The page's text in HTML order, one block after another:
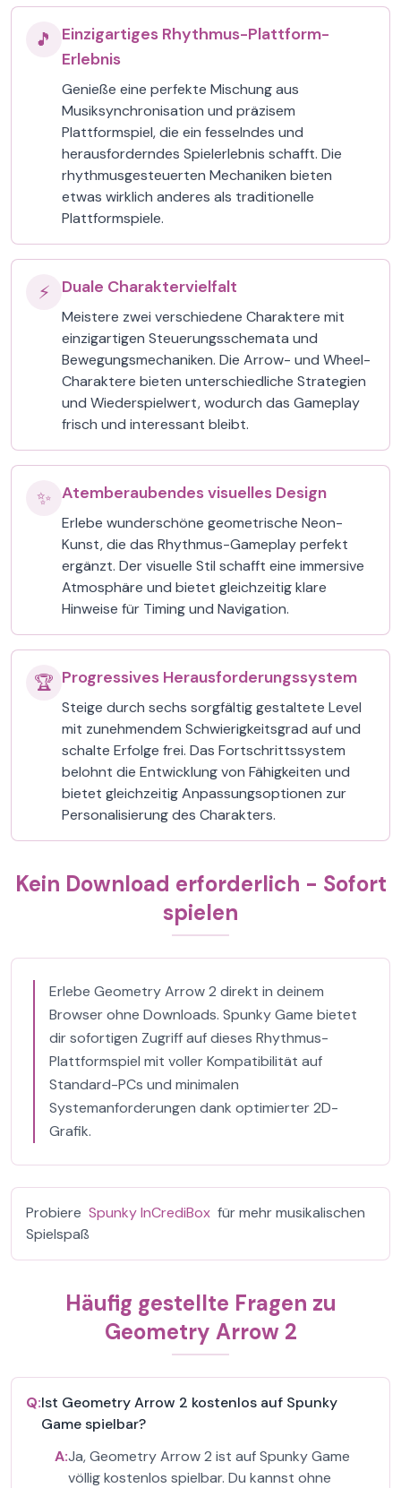
🎵
Einzigartiges Rhythmus-Plattform-
Erlebnis
Genieße eine perfekte Mischung aus
Musiksynchronisation und präzisem
Plattformspiel, die ein fesselndes und
herausforderndes Spielerlebnis schafft. Die
rhythmusgesteuerten Mechaniken bieten
etwas wirklich anderes als traditionelle
Plattformspiele.
⚡ Duale Charaktervielfalt
Meistere zwei verschiedene Charaktere mit
einzigartigen Steuerungsschemata und
Bewegungsmechaniken. Die Arrow- und Wheel-
Charaktere bieten unterschiedliche Strategien
und Wiederspielwert, wodurch das Gameplay
frisch und interessant bleibt.
✨ Atemberaubendes visuelles Design
Erlebe wunderschöne geometrische Neon-
Kunst, die das Rhythmus-Gameplay perfekt
ergänzt. Der visuelle Stil schafft eine immersive
Atmosphäre und bietet gleichzeitig klare
Hinweise für Timing und Navigation.
🏆 Progressives Herausforderungssystem
Steige durch sechs sorgfältig gestaltete Level
mit zunehmendem Schwierigkeitsgrad auf und
schalte Erfolge frei. Das Fortschrittssystem
belohnt die Entwicklung von Fähigkeiten und
bietet gleichzeitig Anpassungsoptionen zur
Personalisierung des Charakters.
Kein Download erforderlich - Sofort
spielen
Erlebe Geometry Arrow 2 direkt in deinem
Browser ohne Downloads. Spunky Game bietet
dir sofortigen Zugriff auf dieses Rhythmus-
Plattformspiel mit voller Kompatibilität auf
Standard-PCs und minimalen
Systemanforderungen dank optimierter 2D-
Grafik.
Probiere Spunky InCrediBox für mehr musikalischen
Spielspaß
Häufig gestellte Fragen zu
Geometry Arrow 2
Q:Ist Geometry Arrow 2 kostenlos auf Spunky
Game spielbar?
A:Ja, Geometry Arrow 2 ist auf Spunky Game
völlig kostenlos spielbar. Du kannst ohne